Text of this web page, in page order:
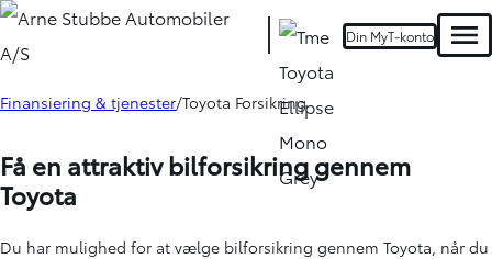
Din MyT-konto
Finansiering & tjenester Toyota Forsikring
Oops... Failed to load content...
Få en attraktiv bilforsikring gennem
Toyota
Du har mulighed for at vælge bilforsikring gennem Toyota, når du